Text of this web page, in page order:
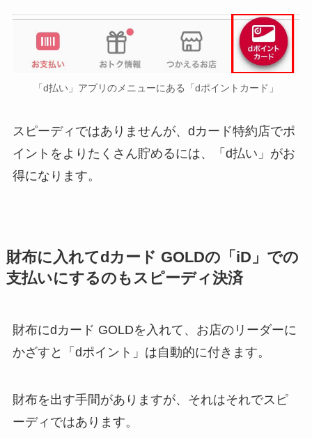
「d払い」アプリのメニューにある「dポイントカード」
スピーディではありませんが、dカード特約店でポ
イントをよりたくさん貯めるには、「d払い」がお
得になります。
財布に入れてdカード GOLDの「iD」での
支払いにするのもスピーディ決済
財布にdカード GOLDを入れて、お店のリーダーに
かざすと「dポイント」は自動的に付きます。
財布を出す手間がありますが、それはそれでスピ
ーディではあります。